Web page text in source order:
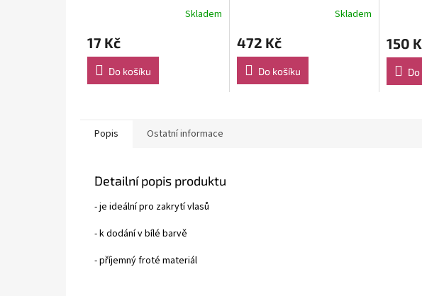
Skladem
17 Kč
Do košíku
Skladem
472 Kč
Do košíku
150
Popis Ostatní informace
Detailní popis produktu
- je ideální pro zakrytí vlasů
- k dodání v bílé barvě
- příjemný froté materiál